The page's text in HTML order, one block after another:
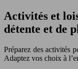
Activités et
détente et de
Préparez des activités
Adaptez vos choix à